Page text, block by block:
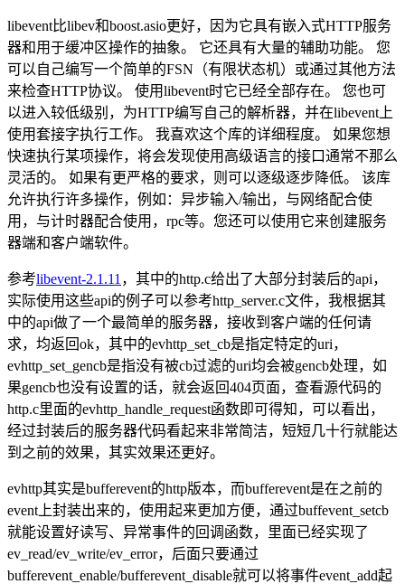
libevent比libev和boost.asio更好，因为它具有嵌入式HTTP服务
器和用于缓冲区操作的抽象。 它还具有大量的辅助功能。 您
可以自己编写一个简单的FSN（有限状态机）或通过其他方法
来检查HTTP协议。 使用libevent时它已经全部存在。 您也可
以进入较低级别，为HTTP编写自己的解析器，并在libevent上
使用套接字执行工作。 我喜欢这个库的详细程度。 如果您想
快速执行某项操作，将会发现使用高级语言的接口通常不那么
灵活的。 如果有更严格的要求，则可以逐级逐步降低。 该库
允许执行许多操作，例如：异步输入/输出，与网络配合使
用，与计时器配合使用，rpc等。您还可以使用它来创建服务
器端和客户端软件。
参考libevent-2.1.11 ，其中的http.c给出了大部分封装后的api，
实际使用这些api的例子可以参考http_server.c文件，我根据其
中的api做了一个最简单的服务器，接收到客户端的任何请
求，均返回ok，其中的evhttp_set_cb是指定特定的uri，
evhttp_set_gencb是指没有被cb过滤的uri均会被gencb处理，如
果gencb也没有设置的话，就会返回404页面，查看源代码的
http.c里面的evhttp_handle_request函数即可得知，可以看出，
经过封装后的服务器代码看起来非常简洁，短短几十行就能达
到之前的效果，其实效果还更好。
evhttp其实是bufferevent的http版本，而bufferevent是在之前的
event上封装出来的，使用起来更加方便，通过buffevent_setcb
就能设置好读写、异常事件的回调函数，里面已经实现了
ev_read/ev_write/ev_error，后面只要通过
bufferevent_enable/bufferevent_disable就可以将事件event_add起